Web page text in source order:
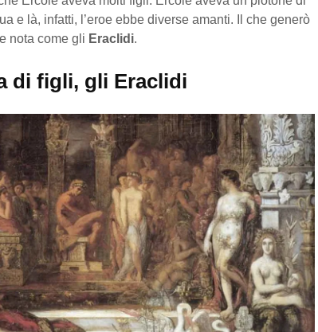
e là, infatti, l’eroe ebbe diverse amanti. Il che generò
nota come gli Eraclidi.
di figli, gli Eraclidi